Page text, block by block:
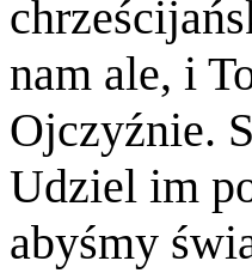
nam ale, i
Ojczyźnie.
Udziel im
abyśmy